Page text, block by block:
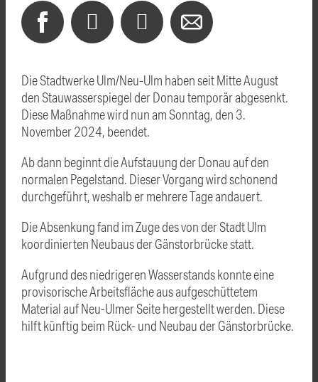
Die Stadtwerke Ulm/Neu-Ulm haben seit Mitte August
den Stauwasserspiegel der Donau temporär abgesenkt.
Diese Maßnahme wird nun am Sonntag, den 3.
November 2024, beendet.
Ab dann beginnt die Aufstauung der Donau auf den
normalen Pegelstand. Dieser Vorgang wird schonend
durchgeführt, weshalb er mehrere Tage andauert.
Die Absenkung fand im Zuge des von der Stadt Ulm
koordinierten Neubaus der Gänstorbrücke statt.
Aufgrund des niedrigeren Wasserstands konnte eine
provisorische Arbeitsfläche aus aufgeschüttetem
Material auf Neu-Ulmer Seite hergestellt werden. Diese
hilft künftig beim Rück- und Neubau der Gänstorbrücke.